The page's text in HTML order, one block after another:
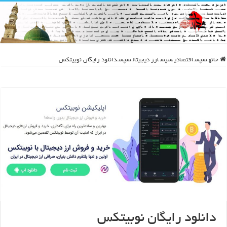
خانه سپس اقتصادی سپس ارز دیجیتال سپس دانلود رایگان نوبیتکس
دانلود رایگان نوبیتکس